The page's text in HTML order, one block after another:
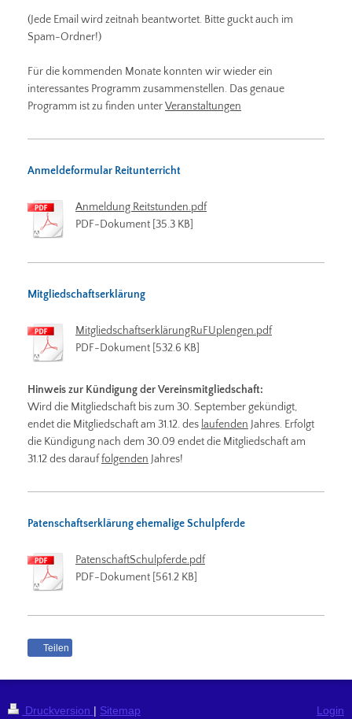
(Jede Email wird zeitnah beantwortet. Bitte guckt auch im
Spam-Ordner!)
Für die kommenden Monate konnten wir wieder ein
interessantes Programm zusammenstellen. Das genaue
Programm ist zu finden unterVeranstaltungen
Anmeldeformular Reitunterricht
Anmeldung Reitstunden.pdf
PDF-Dokument [35.3 KB]
Mitgliedschaftserklärung
MitgliedschaftserklärungRuFUplengen.pdf
PDF-Dokument [532.6 KB]
Hinweis zur Kündigung der Vereinsmitgliedschaft:
Wird die Mitgliedschaft bis zum 30. September gekündigt,
endet die Mitgliedschaft am 31.12. des laufenden Jahres. Erfolgt
die Kündigung nach dem 30.09 endet die Mitgliedschaft am
31.12 des darauffolgenden Jahres!
Patenschaftserklärung ehemalige Schulpferde
PatenschaftSchulpferde.pdf
PDF-Dokument [561.2 KB]
Teilen
Druckversion | Sitemap Login